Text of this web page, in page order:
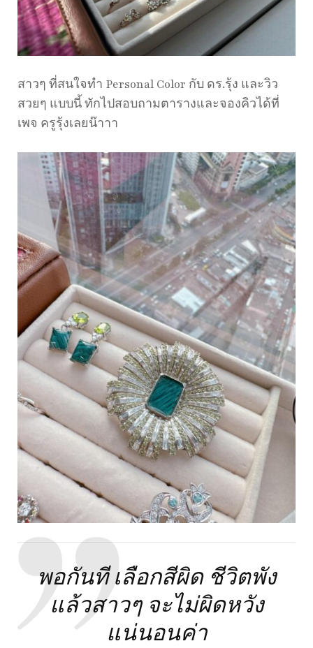
สาวๆ ที่สนใจทำ Personal Color กับ ดร.รุ้ง และวิว
สวยๆ แบบนี้ ทักไปสอบถามตารางและจองคิวได้ที่
เพจ ครูรุ้งเลยน๊าาา
พอกันที เลือกสีผิด ชีวิตพัง
แล้วสาวๆ จะไม่ผิดหวัง
แน่นอนค่า